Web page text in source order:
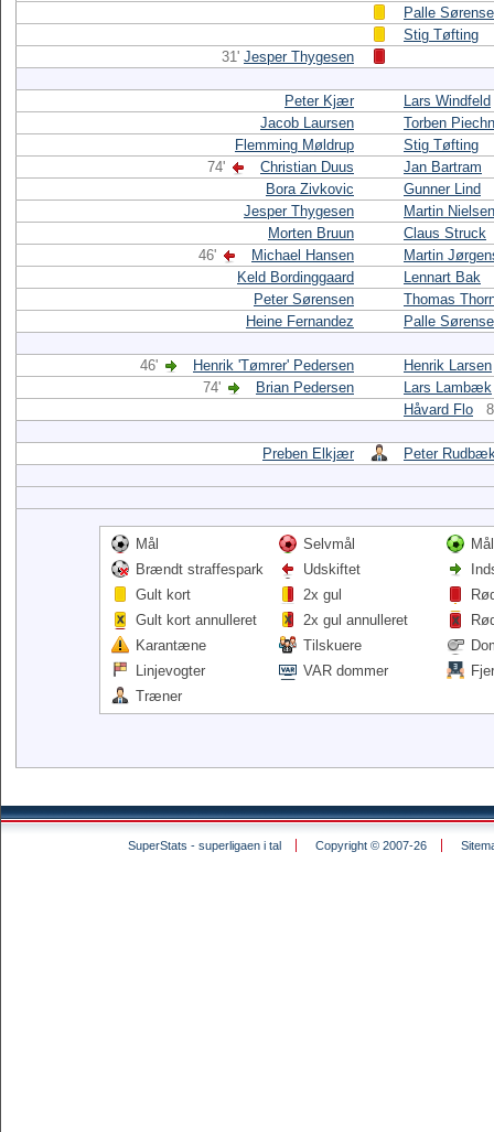
Palle
Stig Tøfting
31' Jesper Thygesen
Peter Kjær
Lars Windfeld
Jacob Laursen
Torben
Flemming Møldrup
Stig Tøfting
74'
Christian Duus
Jan Bartram
Bora Zivkovic
Gunner Lind
Jesper Thygesen
Martin Nielsen
Morten Bruun
Claus Struck
46'
Michael Hansen
Martin
Keld Bordinggaard
Lennart Bak
Peter Sørensen
Thomas
Heine Fernandez
Palle
46' Henrik 'Tømrer' Pedersen
Henrik Larsen
74'
Brian Pedersen
Lars Lambæk
Håvard Flo
Preben Elkjær Peter
Mål Selvmål
Brændt straffespark
Udskiftet
Gult kort
2x gul
Gult kort annulleret
2x gul annulleret
Karantæne
Tilskuere
Linjevogter
VAR dommer
Træner
SuperStats - superligaen i tal Copyright © 2007-26